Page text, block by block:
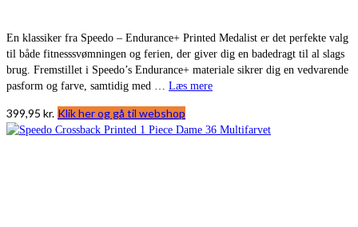
En klassiker fra Speedo – Endurance+ Printed Medalist er det perfekte valg
til både fitnesssvømningen og ferien, der giver dig en badedragt til al slags
brug. Fremstillet i Speedo’s Endurance+ materiale sikrer dig en vedvarende
pasform og farve, samtidig med … Læs mere
399,95 kr. Klik her og gå til webshop